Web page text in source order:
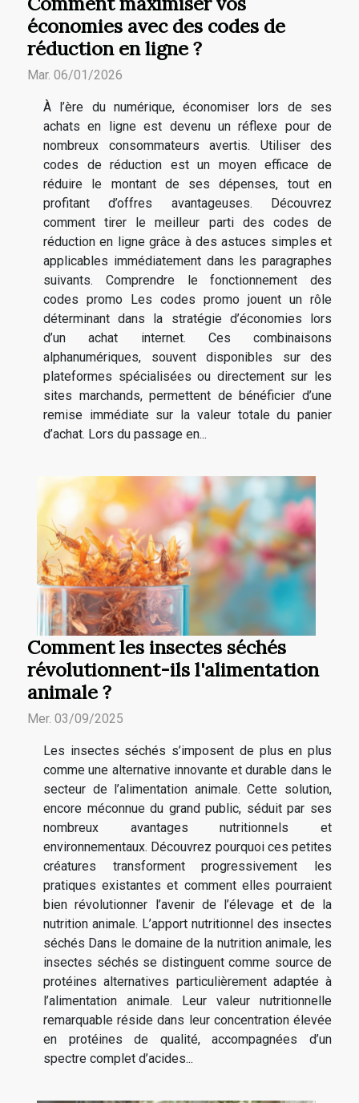
économies avec des codes de
réduction en ligne ?
Mar. 06/01/2026
À l’ère du numérique, économiser lors de ses
achats en ligne est devenu un réflexe pour de
nombreux consommateurs avertis. Utiliser des
codes de réduction est un moyen efficace de
réduire le montant de ses dépenses, tout en
profitant d’offres avantageuses. Découvrez
comment tirer le meilleur parti des codes de
réduction en ligne grâce à des astuces simples et
applicables immédiatement dans les paragraphes
suivants. Comprendre le fonctionnement des
codes promo Les codes promo jouent un rôle
déterminant dans la stratégie d’économies lors
d’un achat internet. Ces combinaisons
alphanumériques, souvent disponibles sur des
plateformes spécialisées ou directement sur les
sites marchands, permettent de bénéficier d’une
remise immédiate sur la valeur totale du panier
d’achat. Lors du passage en...
Comment les insectes séchés
révolutionnent-ils l'alimentation
animale ?
Mer. 03/09/2025
Les insectes séchés s’imposent de plus en plus
comme une alternative innovante et durable dans le
secteur de l’alimentation animale. Cette solution,
encore méconnue du grand public, séduit par ses
nombreux avantages nutritionnels et
environnementaux. Découvrez pourquoi ces petites
créatures transforment progressivement les
pratiques existantes et comment elles pourraient
bien révolutionner l’avenir de l’élevage et de la
nutrition animale. L’apport nutritionnel des insectes
séchés Dans le domaine de la nutrition animale, les
insectes séchés se distinguent comme source de
protéines alternatives particulièrement adaptée à
l’alimentation animale. Leur valeur nutritionnelle
remarquable réside dans leur concentration élevée
en protéines de qualité, accompagnées d’un
spectre complet d’acides...